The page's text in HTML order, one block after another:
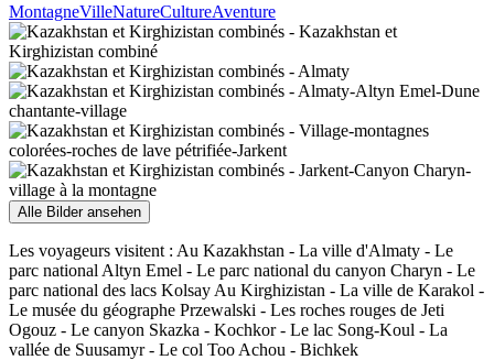
MontagneVilleNatureCultureAventure
Alle Bilder ansehen
Les voyageurs visitent : Au Kazakhstan - La ville d'Almaty - Le
parc national Altyn Emel - Le parc national du canyon Charyn - Le
parc national des lacs Kolsay Au Kirghizistan - La ville de Karakol -
Le musée du géographe Przewalski - Les roches rouges de Jeti
Ogouz - Le canyon Skazka - Kochkor - Le lac Song-Koul - La
vallée de Suusamyr - Le col Too Achou - Bichkek